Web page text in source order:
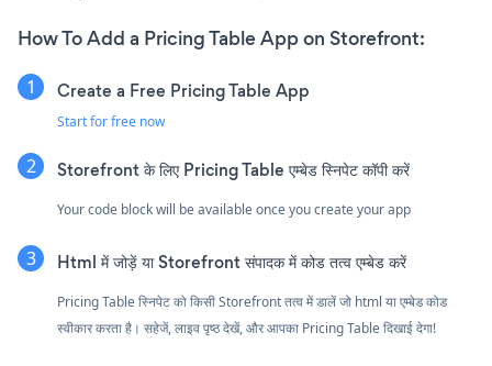
How To Add a Pricing Table App on Storefront:
Create a Free Pricing Table App
Start for free now
Storefront के लिए Pricing Table एम्बेड स्निपेट कॉपी करें
Your code block will be available once you create your app
Html में जोड़ें या Storefront संपादक में कोड तत्व एम्बेड करें
Pricing Table स्निपेट को किसी Storefront तत्व में डालें जो html या एम्बेड कोड
स्वीकार करता है। सहेजें, लाइव पृष्ठ देखें, और आपका Pricing Table दिखाई देगा!